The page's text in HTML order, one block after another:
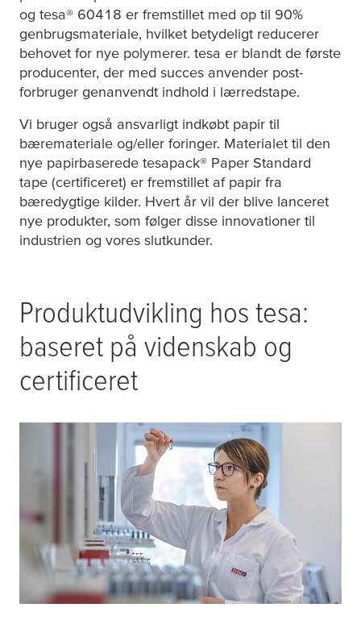
og tesa® 60418 er fremstillet med op til 90%
genbrugsmateriale, hvilket betydeligt reducerer
behovet for nye polymerer. tesa er blandt de første
producenter, der med succes anvender post-
forbruger genanvendt indhold i lærredstape.
Vi bruger også ansvarligt indkøbt papir til
bæremateriale og/eller foringer. Materialet til den
nye papirbaserede tesapack® Paper Standard
tape (certificeret) er fremstillet af papir fra
bæredygtige kilder. Hvert år vil der blive lanceret
nye produkter, som følger disse innovationer til
industrien og vores slutkunder.
Produktudvikling hos tesa:
baseret på videnskab og
certificeret